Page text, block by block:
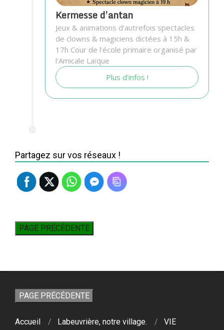
Kermesse d’antan
Jeux & animations d'autrefois spectacles
de clowns & magiciens dictées à 15h &
17h Cour de l'école primaire organisé par
l'Amicale Laïque
Plus d'infos !
Partagez sur vos réseaux !
Accueil Labeuvrière, notre village.
VIE